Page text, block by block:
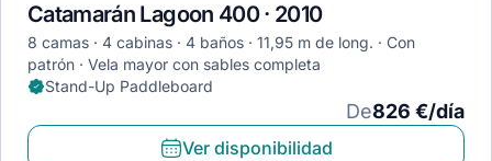
Catamarán Lagoon 400 · 2010
8 camas 4 cabinas 4 baños 11,95 m de long.
Con
patrón
Vela mayor con sables completa
Stand-Up Paddleboard
De826 €/día
Ver disponibilidad